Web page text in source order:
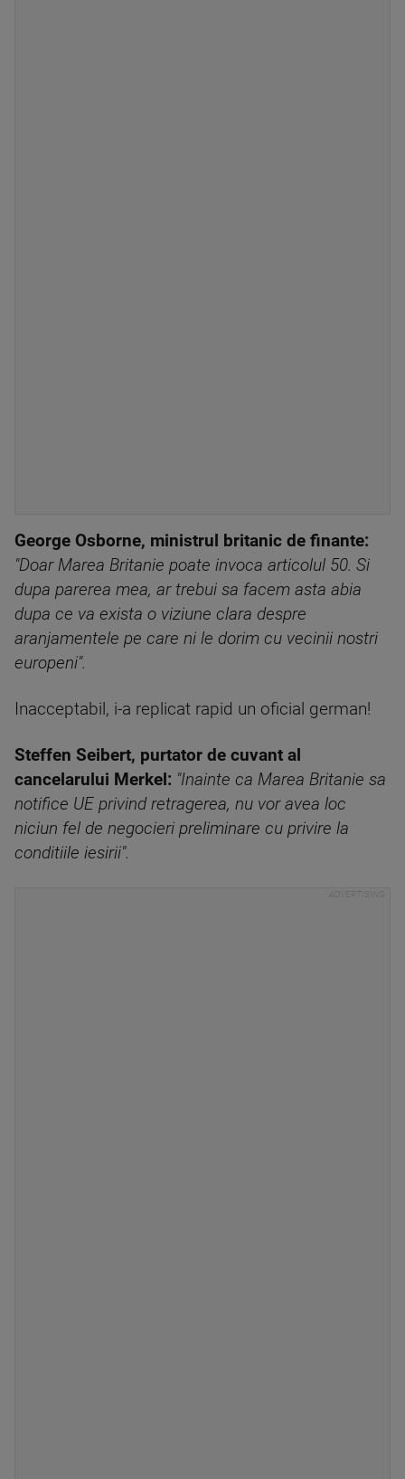
George Osborne, ministrul britanic de finante:
"Doar Marea Britanie poate invoca articolul 50. Si
dupa parerea mea, ar trebui sa facem asta abia
dupa ce va exista o viziune clara despre
aranjamentele pe care ni le dorim cu vecinii nostri
europeni".
Inacceptabil, i-a replicat rapid un oficial german!
Steffen Seibert, purtator de cuvant al
cancelarului Merkel: "Inainte ca Marea Britanie sa
notifice UE privind retragerea, nu vor avea loc
niciun fel de negocieri preliminare cu privire la
conditiile iesirii".